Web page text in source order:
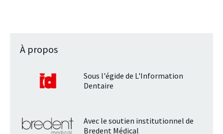
À propos
Sous l'égide de L'Information
Dentaire
Avec le soutien institutionnel de
Bredent Médical